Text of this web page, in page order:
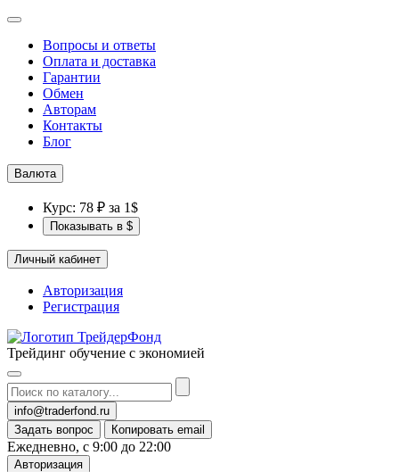
Вопросы и ответы
Оплата и доставка
Гарантии
Обмен
Авторам
Контакты
Блог
Валюта
Курс: 78 ₽ за 1$
Показывать в $
Личный кабинет
Авторизация
Регистрация
Трейдинг обучение с экономией
info@traderfond.ru
Задать вопрос
Копировать email
Ежедневно, с 9:00 до 22:00
Авторизация